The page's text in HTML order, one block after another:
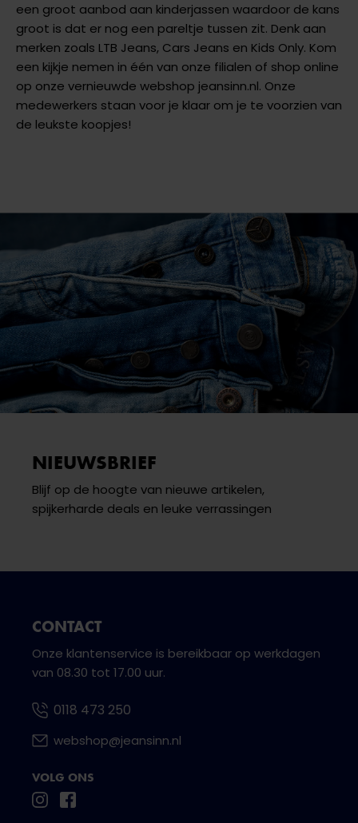
een groot aanbod aan kinderjassen waardoor de kans
groot is dat er nog een pareltje tussen zit. Denk aan
merken zoals LTB Jeans, Cars Jeans en Kids Only. Kom
een kijkje nemen in één van onze filialen of shop online
op onze vernieuwde webshop jeansinn.nl. Onze
medewerkers staan voor je klaar om je te voorzien van
de leukste koopjes!
NIEUWSBRIEF
Blijf op de hoogte van nieuwe artikelen,
spijkerharde deals en leuke verrassingen
CONTACT
Onze klantenservice is bereikbaar op werkdagen
van 08.30 tot 17.00 uur.
0118 473 250
webshop@jeansinn.nl
VOLG ONS